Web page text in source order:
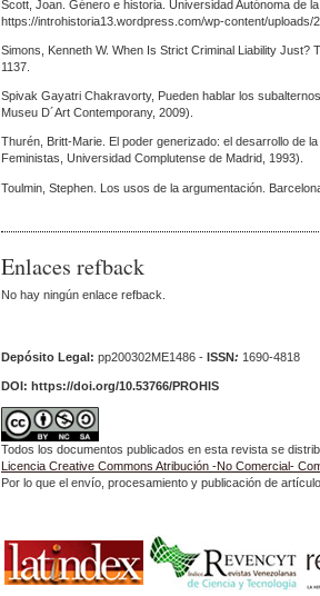
Scott, Joan. Género e historia. Universidad Autónoma de
https://introhistoria13.wordpress.com/wp-content/
Simons, Kenneth W. When Is Strict Criminal Liability Just?
1137.
Spivak Gayatri Chakravorty, Pueden hablar los
Museu D´Art Contemporany, 2009).
Thurén, Britt-Marie. El poder generizado: el desarrollo de
Feministas, Universidad Complutense de Madrid, 1993).
Toulmin, Stephen. Los usos de la argumentación.
Enlaces refback
No hay ningún enlace refback.
Depósito Legal: pp200302ME1486 - ISSN: 1690-4818
DOI: https://doi.org/10.53766/PROHIS
Todos los documentos publicados en esta revista se
Licencia Creative Commons Atribución -No Comercial-
Por lo que el envío, procesamiento y publicación de